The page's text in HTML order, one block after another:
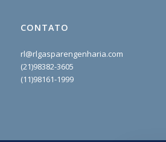
CONTATO
rl@rlgasparengenharia.com
(21)98382-3605
(11)98161-1999